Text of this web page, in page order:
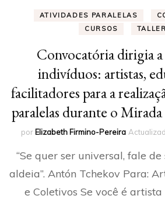
ATIVIDADES PARALELAS
CURSOS
Convocatória dirigia
indivíduos: artistas,
facilitadores para a
paralelas durante o
por Elizabeth Firmino-Pereira
“Se quer ser universal, fale de
aldeia”. Antón Tchekov Para:
e Coletivos Se você é